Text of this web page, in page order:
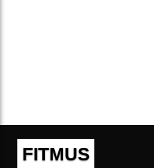
FITMUS